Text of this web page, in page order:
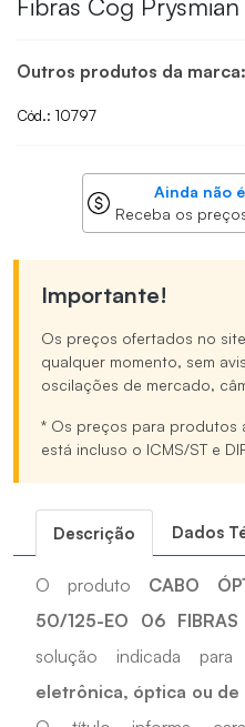
Fibras Cog Prysmian
Outros produtos da marca:
Cód.: 10797
Ainda não
Receba os
Importante!
Os preços ofertados no
qualquer momento, sem
oscilações de mercado,
* Os preços para produtos
está incluso o ICMS/ST e
Descrição Dados
O produto CABO
50/125-EO 06 FIBRAS
solução indicada para
eletrônica, óptica ou